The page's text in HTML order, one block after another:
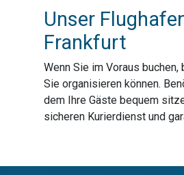
Unser
Frankfurt
Wenn Sie im Voraus buchen,
Sie organisieren können.
dem Ihre Gäste bequem
sicheren Kurierdienst und